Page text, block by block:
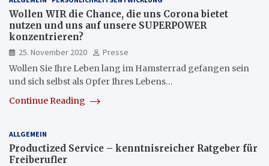
Wollen WIR die Chance, die uns Corona bietet
nutzen und uns auf unsere SUPERPOWER
konzentrieren?
25. November 2020
Presse
Wollen Sie Ihre Leben lang im Hamsterrad gefangen sein
und sich selbst als Opfer Ihres Lebens…
Continue Reading
ALLGEMEIN
Productized Service – kenntnisreicher Ratgeber für
Freiberufler